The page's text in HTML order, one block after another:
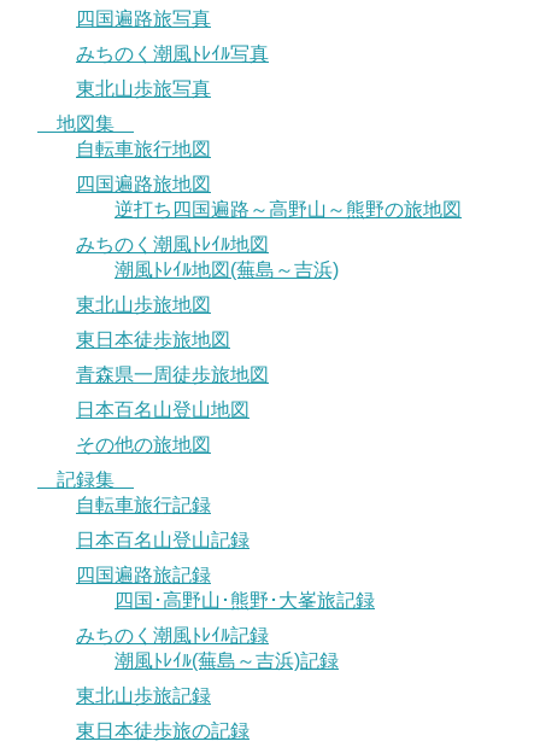
四国遍路旅写真
みちのく潮風ﾄﾚｲﾙ写真
東北山歩旅写真
地図集
自転車旅行地図
四国遍路旅地図
逆打ち四国遍路～高野山～熊野の旅地図
みちのく潮風ﾄﾚｲﾙ地図
潮風ﾄﾚｲﾙ地図(蕪島～吉浜)
東北山歩旅地図
東日本徒歩旅地図
青森県一周徒歩旅地図
日本百名山登山地図
その他の旅地図
記録集
自転車旅行記録
日本百名山登山記録
四国遍路旅記録
四国･高野山･熊野･大峯旅記録
みちのく潮風ﾄﾚｲﾙ記録
潮風ﾄﾚｲﾙ(蕪島～吉浜)記録
東北山歩旅記録
東日本徒歩旅の記録